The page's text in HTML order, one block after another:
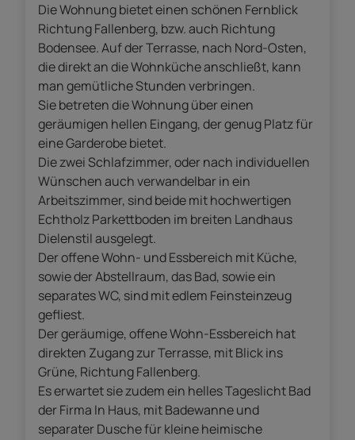
Die Wohnung bietet einen schönen Fernblick
Richtung Fallenberg, bzw. auch Richtung
Bodensee. Auf der Terrasse, nach Nord-Osten,
die direkt an die Wohnküche anschließt, kann
man gemütliche Stunden verbringen.
Sie betreten die Wohnung über einen
geräumigen hellen Eingang, der genug Platz für
eine Garderobe bietet.
Die zwei Schlafzimmer, oder nach individuellen
Wünschen auch verwandelbar in ein
Arbeitszimmer, sind beide mit hochwertigen
Echtholz Parkettboden im breiten Landhaus
Dielenstil ausgelegt.
Der offene Wohn- und Essbereich mit Küche,
sowie der Abstellraum, das Bad, sowie ein
separates WC, sind mit edlem Feinsteinzeug
gefliest.
Der geräumige, offene Wohn-Essbereich hat
direkten Zugang zur Terrasse, mit Blick ins
Grüne, Richtung Fallenberg.
Es erwartet sie zudem ein helles Tageslicht Bad
der Firma In Haus, mit Badewanne und
separater Dusche für kleine heimische